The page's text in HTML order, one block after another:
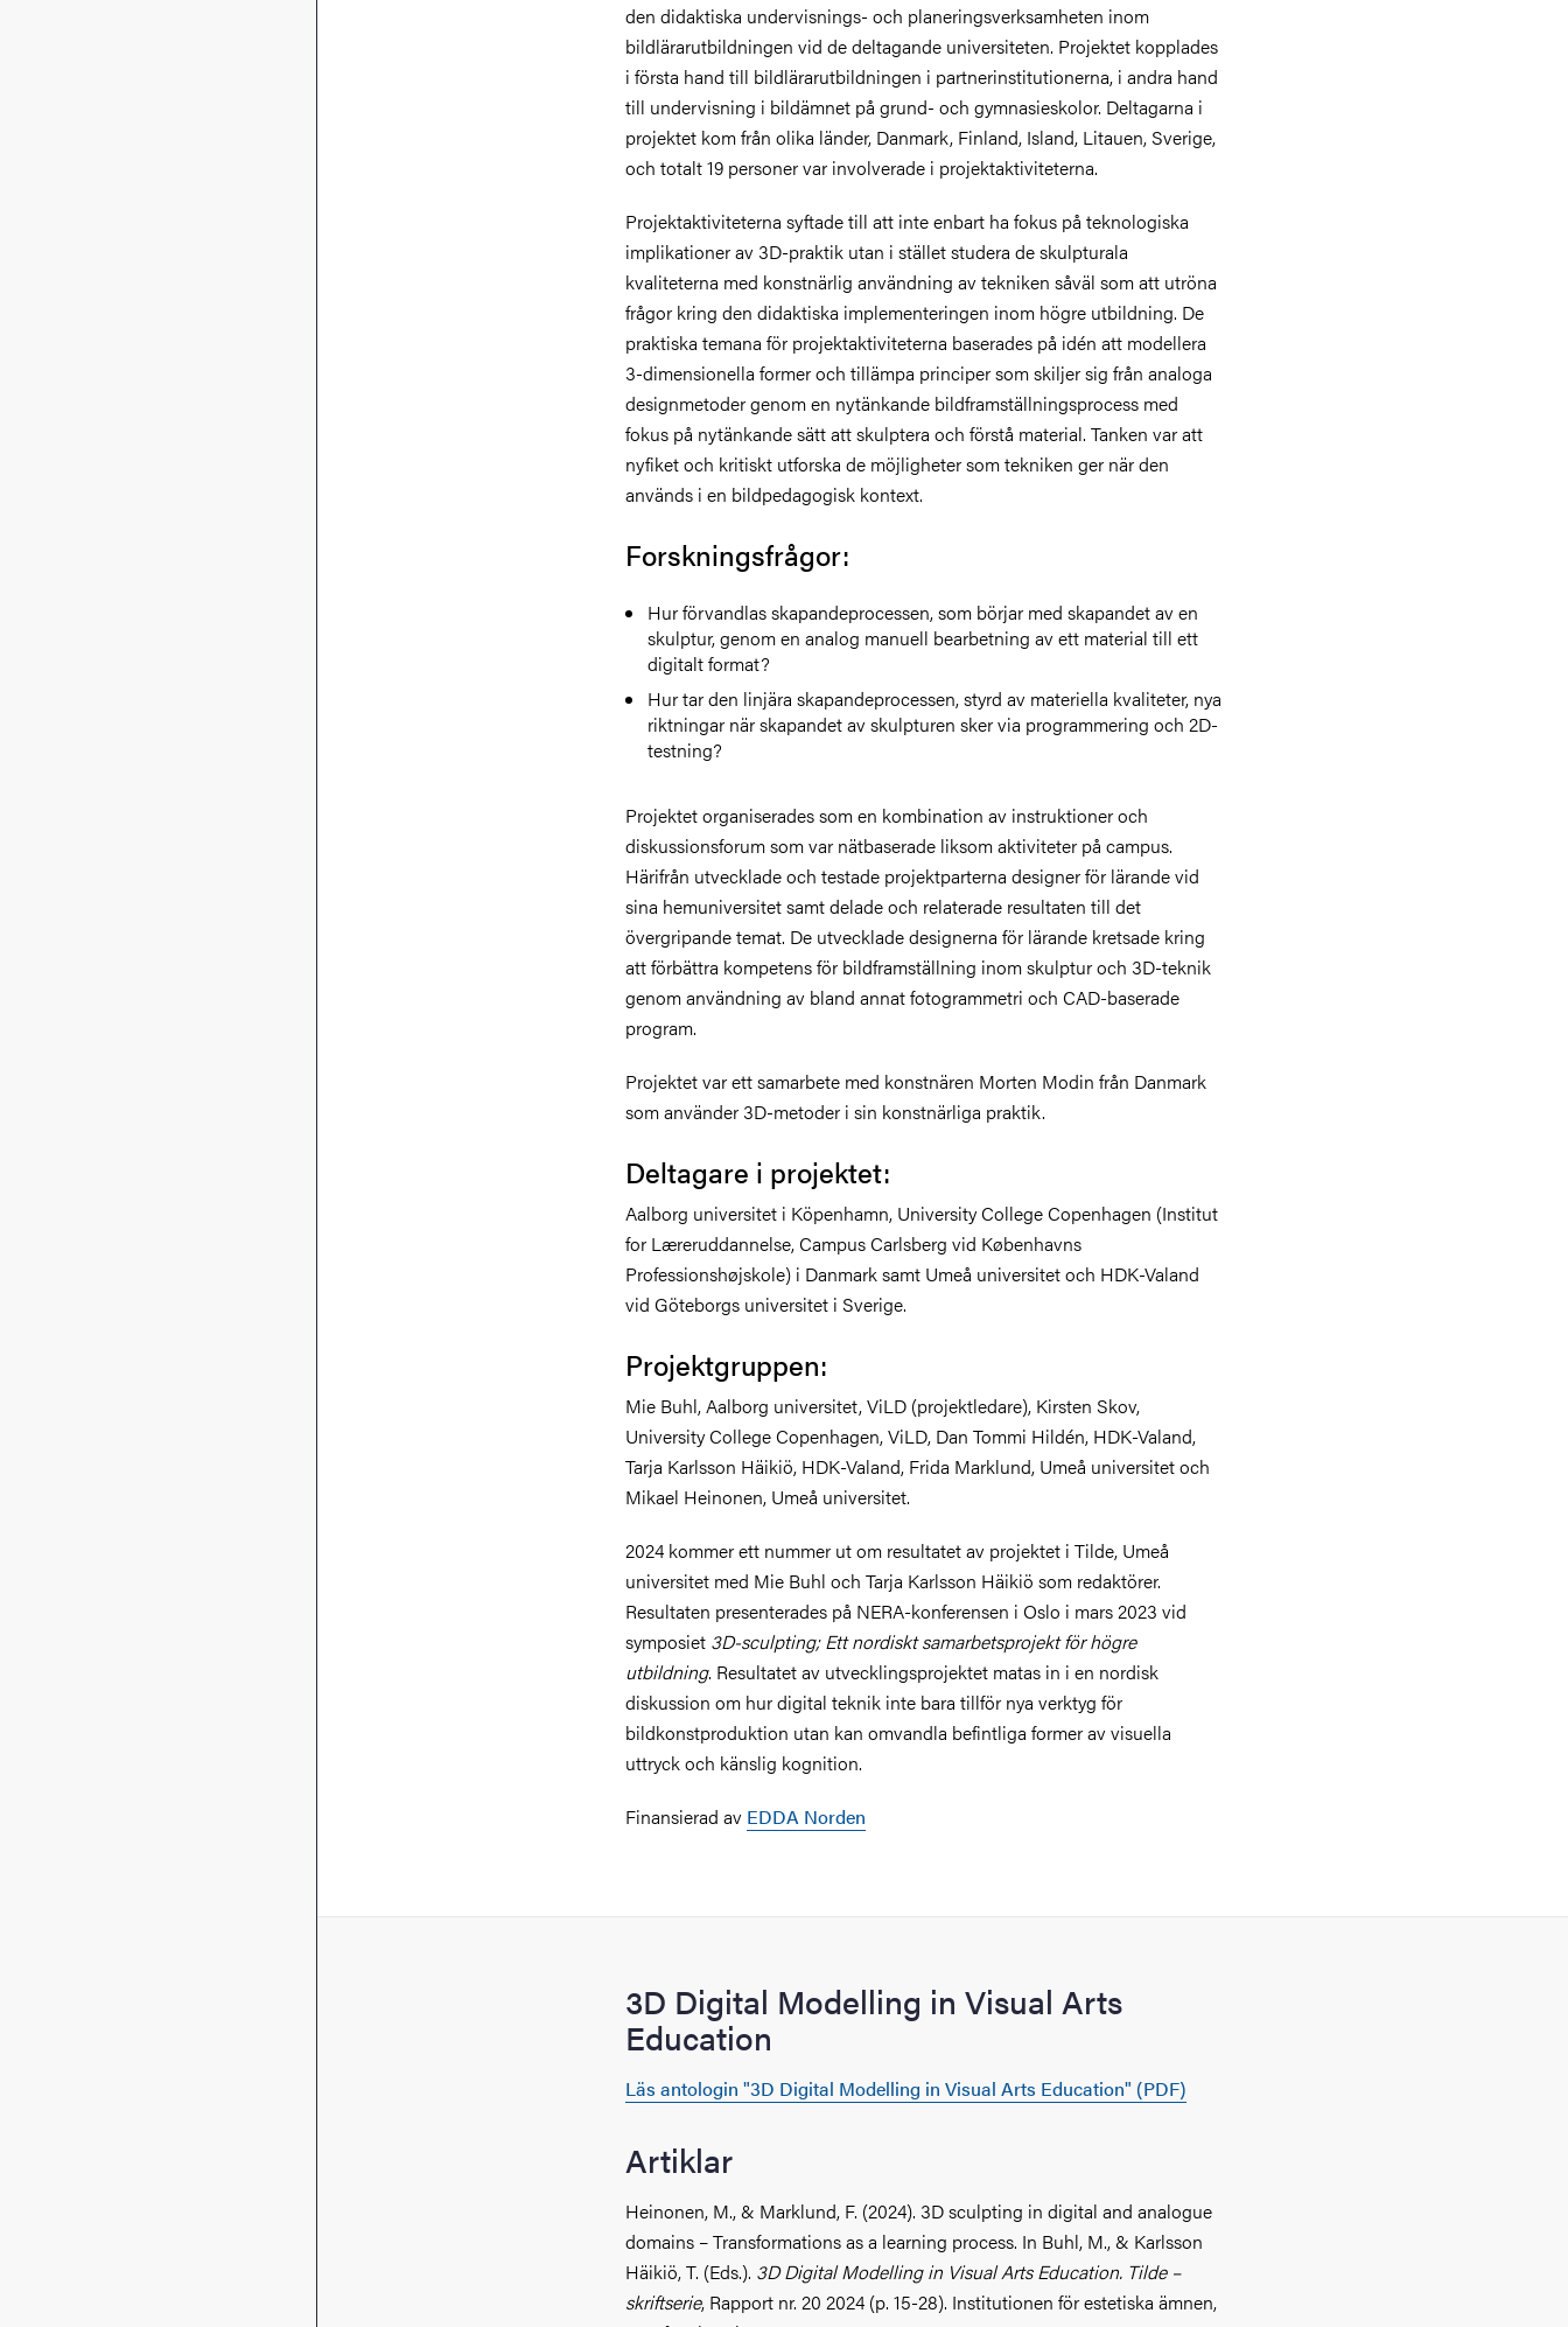
den didaktiska undervisnings- och planeringsverksamheten inom
bildlärarutbildningen vid de deltagande universiteten. Projektet kopplades
i första hand till bildlärarutbildningen i partnerinstitutionerna, i andra hand
till undervisning i bildämnet på grund- och gymnasieskolor. Deltagarna i
projektet kom från olika länder, Danmark, Finland, Island, Litauen, Sverige,
och totalt 19 personer var involverade i projektaktiviteterna.
Projektaktiviteterna syftade till att inte enbart ha fokus på teknologiska
implikationer av 3D-praktik utan i stället studera de skulpturala
kvaliteterna med konstnärlig användning av tekniken såväl som att utröna
frågor kring den didaktiska implementeringen inom högre utbildning. De
praktiska temana för projektaktiviteterna baserades på idén att modellera
3-dimensionella former och tillämpa principer som skiljer sig från analoga
designmetoder genom en nytänkande bildframställningsprocess med
fokus på nytänkande sätt att skulptera och förstå material. Tanken var att
nyfiket och kritiskt utforska de möjligheter som tekniken ger när den
används i en bildpedagogisk kontext.
Forskningsfrågor:
Hur förvandlas skapandeprocessen, som börjar med skapandet av en
skulptur, genom en analog manuell bearbetning av ett material till ett
digitalt format?
Hur tar den linjära skapandeprocessen, styrd av materiella kvaliteter, nya
riktningar när skapandet av skulpturen sker via programmering och 2D-
testning?
Projektet organiserades som en kombination av instruktioner och
diskussionsforum som var nätbaserade liksom aktiviteter på campus.
Härifrån utvecklade och testade projektparterna designer för lärande vid
sina hemuniversitet samt delade och relaterade resultaten till det
övergripande temat. De utvecklade designerna för lärande kretsade kring
att förbättra kompetens för bildframställning inom skulptur och 3D-teknik
genom användning av bland annat fotogrammetri och CAD-baserade
program.
Projektet var ett samarbete med konstnären Morten Modin från Danmark
som använder 3D-metoder i sin konstnärliga praktik.
Deltagare i projektet:
Aalborg universitet i Köpenhamn, University College Copenhagen (Institut
for Læreruddannelse, Campus Carlsberg vid Københavns
Professionshøjskole) i Danmark samt Umeå universitet och HDK-Valand
vid Göteborgs universitet i Sverige.
Projektgruppen:
Mie Buhl, Aalborg universitet, ViLD (projektledare), Kirsten Skov,
University College Copenhagen, ViLD, Dan Tommi Hildén, HDK-Valand,
Tarja Karlsson Häikiö, HDK-Valand, Frida Marklund, Umeå universitet och
Mikael Heinonen, Umeå universitet.
2024 kommer ett nummer ut om resultatet av projektet i Tilde, Umeå
universitet med Mie Buhl och Tarja Karlsson Häikiö som redaktörer.
Resultaten presenterades på NERA-konferensen i Oslo i mars 2023 vid
symposiet 3D-sculpting; Ett nordiskt samarbetsprojekt för högre
utbildning. Resultatet av utvecklingsprojektet matas in i en nordisk
diskussion om hur digital teknik inte bara tillför nya verktyg för
bildkonstproduktion utan kan omvandla befintliga former av visuella
uttryck och känslig kognition.
Finansierad av EDDA Norden
3D Digital Modelling in Visual Arts
Education
Läs antologin "3D Digital Modelling in Visual Arts Education" (PDF)
Artiklar
Heinonen, M., & Marklund, F. (2024). 3D sculpting in digital and analogue
domains – Transformations as a learning process. In Buhl, M., & Karlsson
Häikiö, T. (Eds.). 3D Digital Modelling in Visual Arts Education. Tilde –
skriftserie, Rapport nr. 20 2024 (p. 15-28). Institutionen för estetiska ämnen,